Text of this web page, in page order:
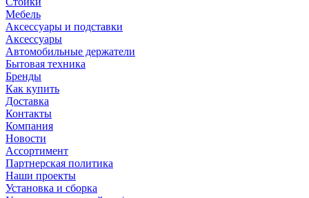
Мебель
Аксессуары и подставки
Аксессуары
Автомобильные держатели
Бытовая техника
Бренды
Как купить
Доставка
Контакты
Компания
Новости
Ассортимент
Партнерская политика
Наши проекты
Установка и сборка